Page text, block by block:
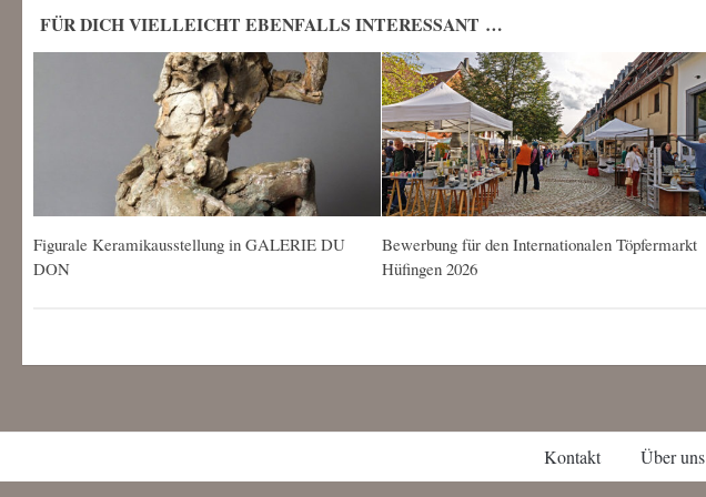
FÜR DICH VIELLEICHT EBENFALLS INTERESSANT …
Figurale Keramikausstellung in GALERIE DU
DON
Bewerbung für den Internationalen Töpfermarkt
Hüfingen 2026
Kontakt Über uns